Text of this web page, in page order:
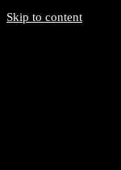
Skip to content